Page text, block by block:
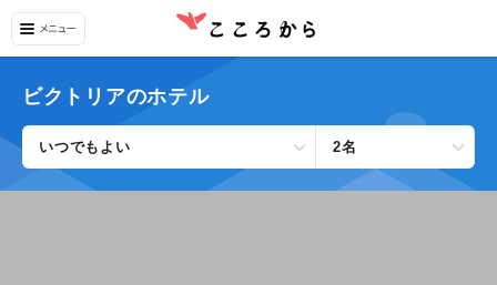
ビクトリアのホテル
いつでもよい 2名